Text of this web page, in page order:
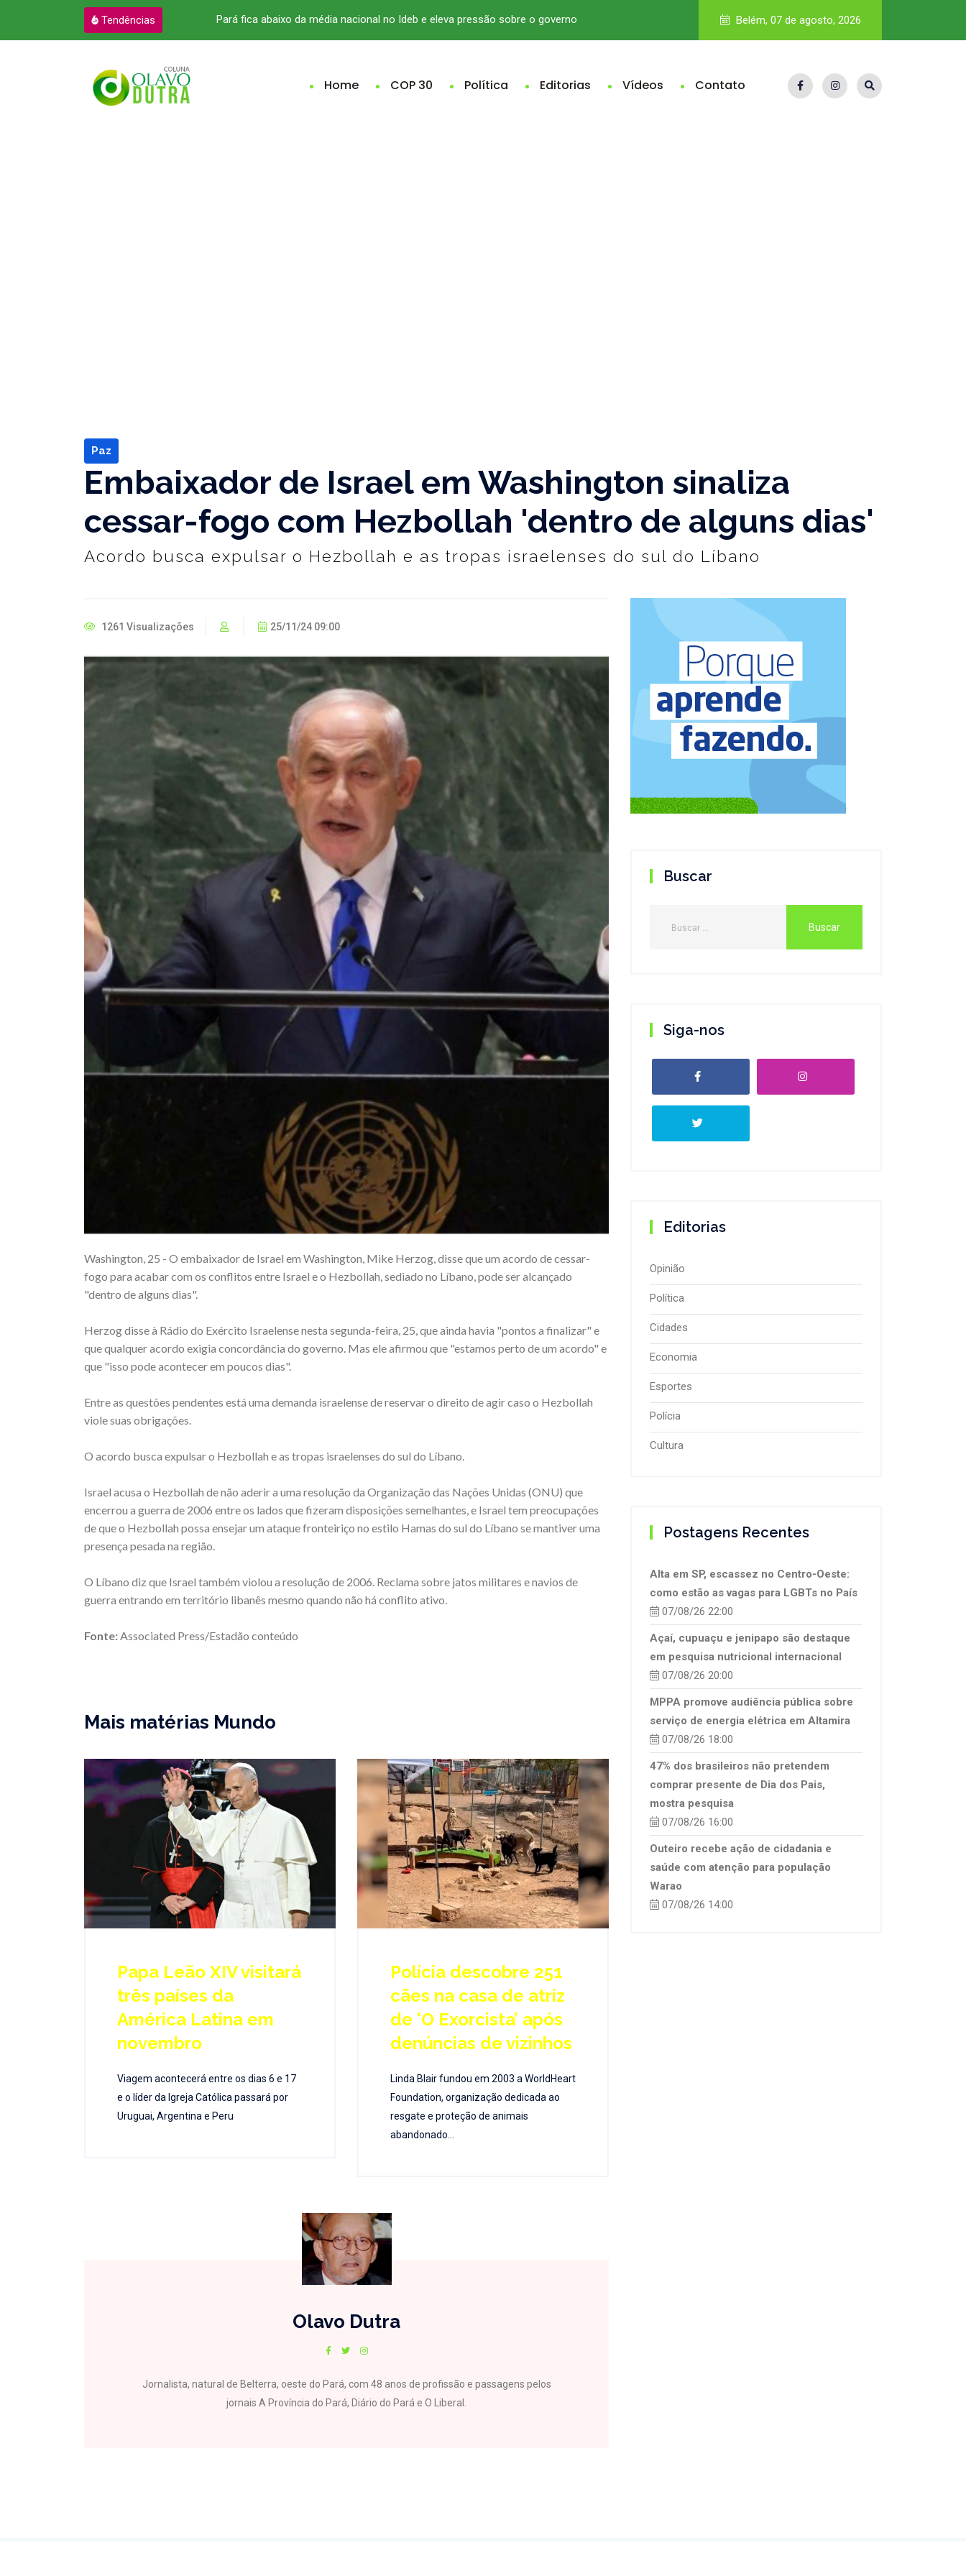
Tendências
a R$ 12,2 bilhões Pará fica abaixo da média nacional no Ideb e eleva pressão sobre o governo IA na seleção de pessoas entra no radar da fiscalização e
Belém, 07 de agosto, 2026
Home COP 30 Política Editorias Vídeos Contato
Paz
Embaixador de Israel em Washington sinaliza
cessar-fogo com Hezbollah 'dentro de alguns dias'
Acordo busca expulsar o Hezbollah e as tropas israelenses do sul do Líbano
1261 Visualizações 25/11/24 09:00
Washington, 25 - O embaixador de Israel em Washington, Mike Herzog, disse que um acordo de cessar-
fogo para acabar com os conflitos entre Israel e o Hezbollah, sediado no Líbano, pode ser alcançado
"dentro de alguns dias".
Herzog disse à Rádio do Exército Israelense nesta segunda-feira, 25, que ainda havia "pontos a finalizar" e
que qualquer acordo exigia concordância do governo. Mas ele afirmou que "estamos perto de um acordo" e
que "isso pode acontecer em poucos dias".
Entre as questões pendentes está uma demanda israelense de reservar o direito de agir caso o Hezbollah
viole suas obrigações.
O acordo busca expulsar o Hezbollah e as tropas israelenses do sul do Líbano.
Israel acusa o Hezbollah de não aderir a uma resolução da Organização das Nações Unidas (ONU) que
encerrou a guerra de 2006 entre os lados que fizeram disposições semelhantes, e Israel tem preocupações
de que o Hezbollah possa ensejar um ataque fronteiriço no estilo Hamas do sul do Líbano se mantiver uma
presença pesada na região.
O Líbano diz que Israel também violou a resolução de 2006. Reclama sobre jatos militares e navios de
guerra entrando em território libanês mesmo quando não há conflito ativo.
Fonte:Associated Press/Estadão conteúdo
Mais matérias Mundo
Papa Leão XIV visitará
três países da
América Latina em
novembro
Viagem acontecerá entre os dias 6 e 17
e o líder da Igreja Católica passará por
Uruguai, Argentina e Peru
Polícia descobre 251
cães na casa de atriz
de 'O Exorcista’ após
denúncias de vizinhos
Linda Blair fundou em 2003 a WorldHeart
Foundation, organização dedicada ao
resgate e proteção de animais
abandonado...
Olavo Dutra
Jornalista, natural de Belterra, oeste do Pará, com 48 anos de profissão e passagens pelos
jornais A Província do Pará, Diário do Pará e O Liberal.
Buscar
Siga-nos
Editorias
Opinião
Política
Cidades
Economia
Esportes
Polícia
Cultura
Postagens Recentes
Alta em SP, escassez no Centro-Oeste:
como estão as vagas para LGBTs no País
07/08/26 22:00
Açaí, cupuaçu e jenipapo são destaque
em pesquisa nutricional internacional
07/08/26 20:00
MPPA promove audiência pública sobre
serviço de energia elétrica em Altamira
07/08/26 18:00
47% dos brasileiros não pretendem
comprar presente de Dia dos Pais,
mostra pesquisa
07/08/26 16:00
Outeiro recebe ação de cidadania e
saúde com atenção para população
Warao
07/08/26 14:00